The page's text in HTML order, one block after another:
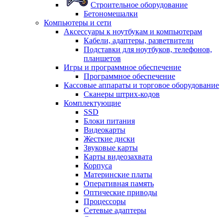
Строительное оборудование
Бетономешалки
Компьютеры и сети
Аксессуары к ноутбукам и компьютерам
Кабели, адаптеры, разветвители
Подставки для ноутбуков, телефонов,
планшетов
Игры и программное обеспечение
Программное обеспечение
Кассовые аппараты и торговое оборудование
Сканеры штрих-кодов
Комплектующие
SSD
Блоки питания
Видеокарты
Жесткие диски
Звуковые карты
Карты видеозахвата
Корпуса
Материнские платы
Оперативная память
Оптические приводы
Процессоры
Сетевые адаптеры